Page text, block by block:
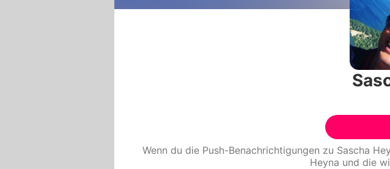
Alle
Wenn du die Push-Benachrichtigungen zu Sascha
Heyna und die